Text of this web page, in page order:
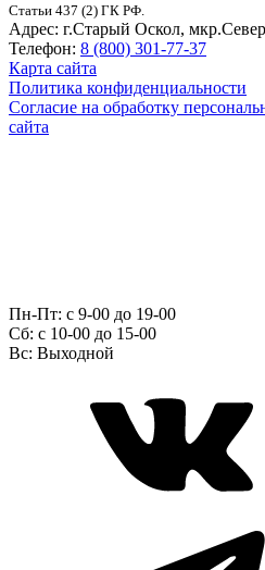
Статьи 437 (2) ГК РФ.
Адрес: г.Старый Оскол,
Телефон: 8 (800) 301-77-37
Карта сайта
Политика конфиденциальности
Согласие на обработку
сайта
Пн-Пт: с 9-00 до 19-00
Сб: c 10-00 до 15-00
Вс: Выходной